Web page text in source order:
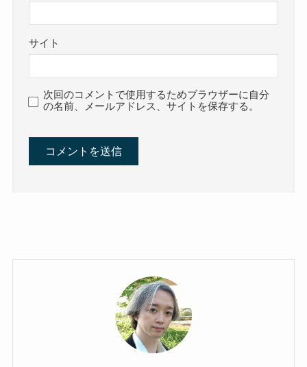
サイト
次回のコメントで使用するためブラウザーに自分
の名前、メールアドレス、サイトを保存する。